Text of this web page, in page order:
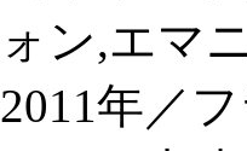
ォン,エマ
2011年／